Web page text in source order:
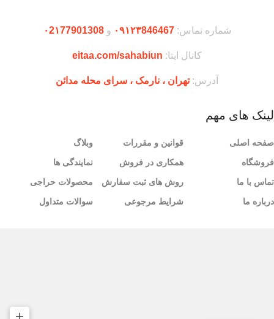
شماره تماس:۰۹۱۲۳846467 و۰2۱77901308
کانال ایتا: eitaa.com/sahabiun
آدرس:تهران ،‌ نارمک ، سرای محله مدائن
لینک های مهم
صفحه اصلی
فروشگاه
تماس با ما
درباره ما
قوانین و مقررات
همکاری در فروش
روش های ثبت سفارش
شرایط مرجوعی
وبلاگ
نمایندگی ها
محصولات حراجی
سوالات متداول